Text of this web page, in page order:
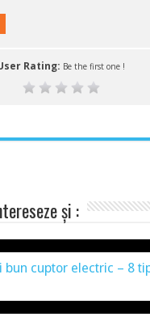
Rating: Be the first one !
și :
bun cuptor electric – 8